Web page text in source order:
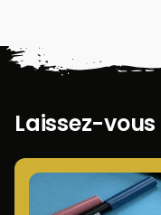
Laissez-vous